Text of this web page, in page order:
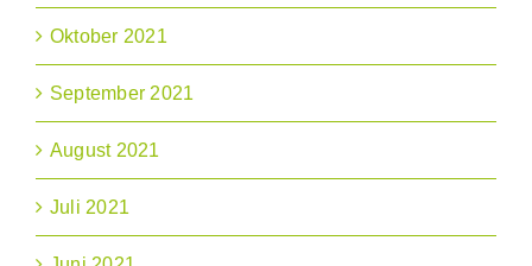
Oktober 2021
September 2021
August 2021
Juli 2021